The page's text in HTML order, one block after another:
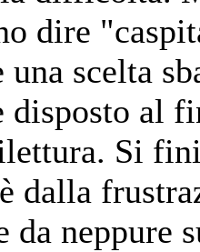
dire
una scelta
disposto al
Si
dalla
da neppure